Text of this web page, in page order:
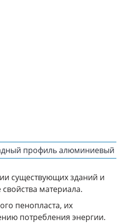
профиль алюминиевый
существующих зданий и
материала.
пенопласта, их
потребления энергии.